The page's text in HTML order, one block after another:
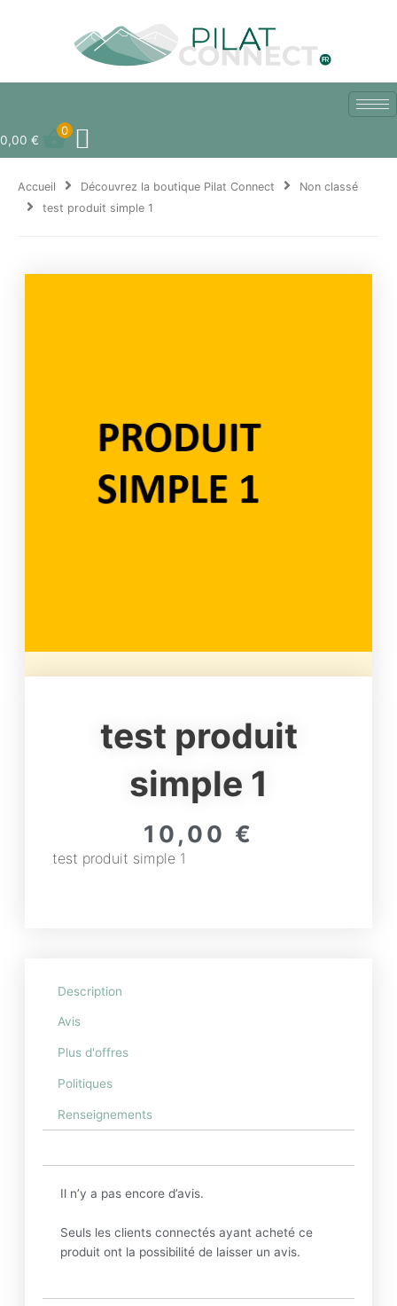
0,00 €
0
Accueil Découvrez la boutique Pilat Connect
Non classé
test produit simple 1
test produit
simple 1
10,00 €
test produit simple 1
Description
Avis
Plus d'offres
Politiques
Renseignements
Il n’y a pas encore d’avis.
Seuls les clients connectés ayant acheté ce
produit ont la possibilité de laisser un avis.